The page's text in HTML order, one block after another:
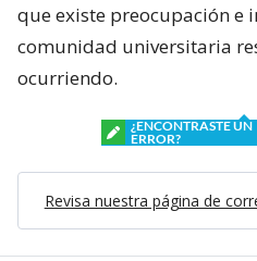
que existe preocupación e
comunidad universitaria
ocurriendo.
¿ENCONTRASTE UN
ERROR?
Revisa nuestra página de